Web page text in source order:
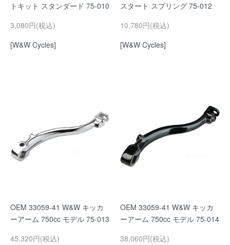
トキット スタンダード 75-010
3,080円(税込)
[W&W Cycles]
スタート スプリング 75-012
10,780円(税込)
[W&W Cycles]
OEM 33059-41 W&W キッカ
ーアーム 750cc モデル 75-013
45,320円(税込)
OEM 33059-41 W&W キッカ
ーアーム 750cc モデル 75-014
38,060円(税込)